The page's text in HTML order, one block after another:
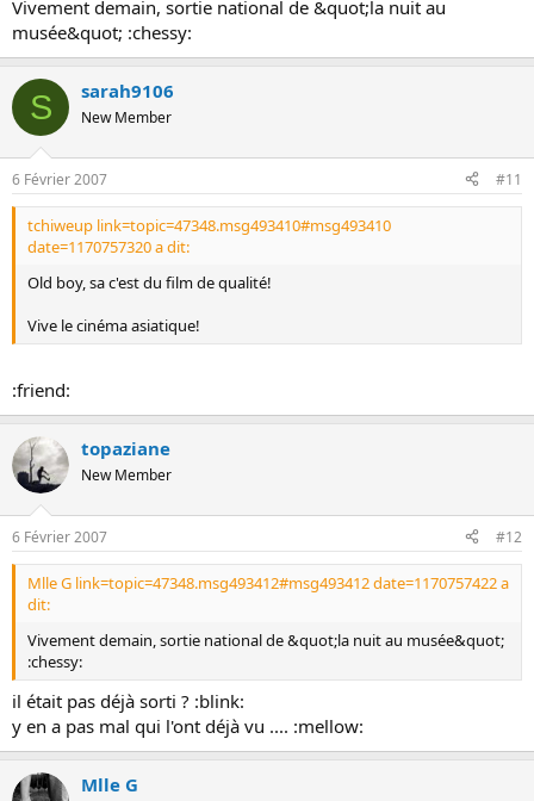
Vivement demain, sortie national de &quot;la nuit au
musée&quot; :chessy:
S sarah9106
New Member
6 Février 2007 #11
tchiweup link=topic=47348.msg493410#msg493410
date=1170757320 a dit:
Old boy, sa c'est du film de qualité!
Vive le cinéma asiatique!
:friend:
topaziane
New Member
6 Février 2007 #12
Mlle G link=topic=47348.msg493412#msg493412 date=1170757422 a
dit:
Vivement demain, sortie national de &quot;la nuit au musée&quot;
:chessy:
il était pas déjà sorti ? :blink:
y en a pas mal qui l'ont déjà vu .... :mellow:
Mlle G